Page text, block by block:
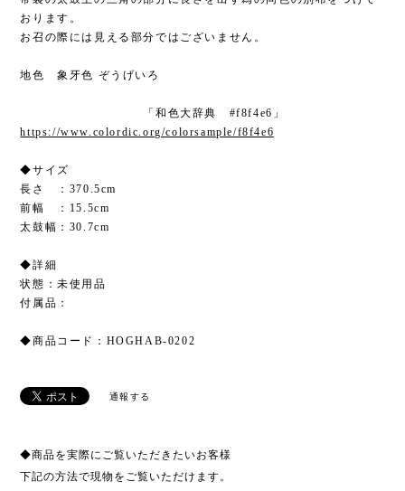
おります。
お召の際には見える部分ではございません。
地色 象牙色 ぞうげいろ
「和色大辞典 #f8f4e6」
https://www.colordic.org/colorsample/f8f4e6
◆サイズ
長さ ：370.5cm
前幅 ：15.5cm
太鼓幅：30.7cm
◆詳細
状態：未使用品
付属品：
◆商品コード：HOGHAB-0202
通報する
◆商品を実際にご覧いただきたいお客様
下記の方法で現物をご覧いただけます。